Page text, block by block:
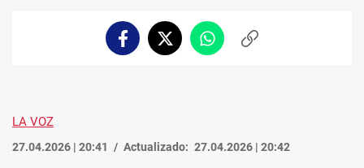
FacebookTwitterWhatsappCopiar
LA VOZ
27.04.2026 | 20:41 Actualizado: 27.04.2026 | 20:42